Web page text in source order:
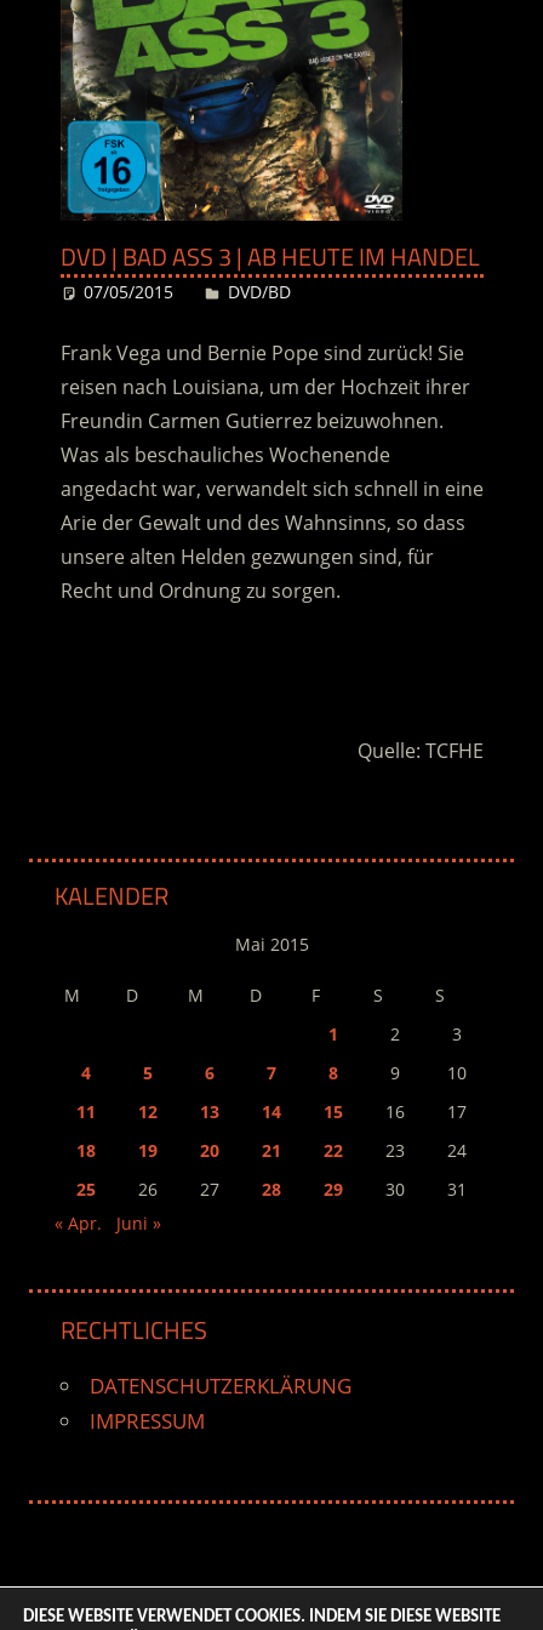
DVD | BAD ASS 3 | AB HEUTE IM HANDEL
07/05/2015 Desiree
DVD/BD
Frank Vega und Bernie Pope sind zurück! Sie
reisen nach Louisiana, um der Hochzeit ihrer
Freundin Carmen Gutierrez beizuwohnen.
Was als beschauliches Wochenende
angedacht war, verwandelt sich schnell in eine
Arie der Gewalt und des Wahnsinns, so dass
unsere alten Helden gezwungen sind, für
Recht und Ordnung zu sorgen.
Quelle: TCFHE
KALENDER
Mai 2015
M D M D F S
S
1
2
3
4
5 6 7 8 9
10
11
12 13 14 15 16
17
18
19 20 21 22 23
24
25
26 27 28 29 30
31
« Apr.
Juni »
RECHTLICHES
DATENSCHUTZERKLÄRUNG
IMPRESSUM
DIESE WEBSITE VERWENDET COOKIES. INDEM SIE DIESE WEBSITE